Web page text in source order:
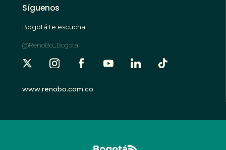
Síguenos
Bogotá te escucha
@RenoBo_Bogota
www.renobo.com.co